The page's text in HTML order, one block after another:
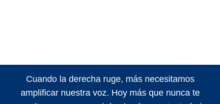
Cuando la derecha ruge, más necesitamos
amplificar nuestra voz. Hoy más que nunca te